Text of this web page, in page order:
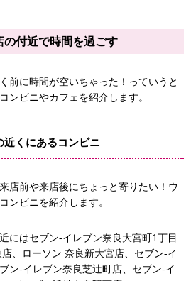
付近で時間を過ごす
前に時間が空いちゃった！っていうと
ンビニやカフェを紹介します。
くにあるコンビニ
店前や来店後にちょっと寄りたい！ウ
ンビニを紹介します。
にはセブン-イレブン奈良大宮町1丁目
、ローソン 奈良新大宮店、セブン-イ
ン-イレブン奈良芝辻町店、セブン-イ